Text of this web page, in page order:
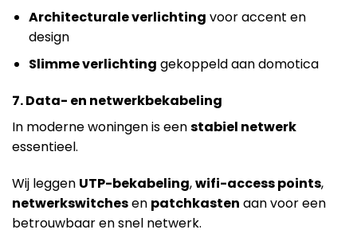
Architecturale verlichting voor accent en
design
Slimme verlichting gekoppeld aan domotica
7. Data- en netwerkbekabeling
In moderne woningen is eenstabiel netwerk
essentieel.
Wij leggen UTP-bekabeling,wifi-access points,
netwerkswitchesen patchkasten aan voor een
betrouwbaar en snel netwerk.